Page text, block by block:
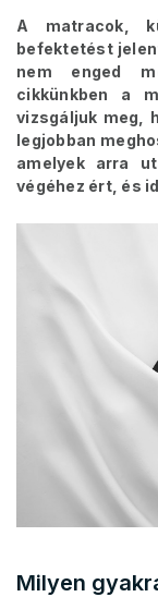
A matracok,
befektetést
nem enged
cikkünkben a
vizsgáljuk meg,
legjobban
amelyek arra
végéhez ért, és
Milyen